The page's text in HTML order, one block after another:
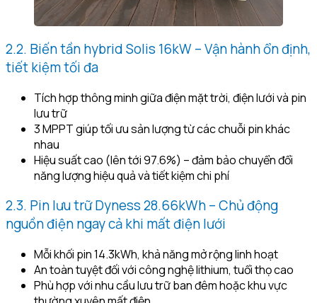
2.2. Biến tần hybrid Solis 16kW – Vận hành ổn định,
tiết kiệm tối đa
Tích hợp thông minh giữa điện mặt trời, điện lưới và pin
lưu trữ
3 MPPT giúp tối ưu sản lượng từ các chuỗi pin khác
nhau
Hiệu suất cao (lên tới 97.6%) – đảm bảo chuyển đổi
năng lượng hiệu quả và tiết kiệm chi phí
2.3. Pin lưu trữ Dyness 28.66kWh – Chủ động
nguồn điện ngay cả khi mất điện lưới
Mỗi khối pin 14.3kWh, khả năng mở rộng linh hoạt
An toàn tuyệt đối với công nghệ lithium, tuổi thọ cao
Phù hợp với nhu cầu lưu trữ ban đêm hoặc khu vực